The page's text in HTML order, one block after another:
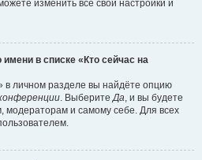
изменить все свои настройки и
в списке «Кто сейчас на
в личном разделе вы найдёте опцию
. ВыберитеДа, и вы будете
модераторам и самому себе. Для всех